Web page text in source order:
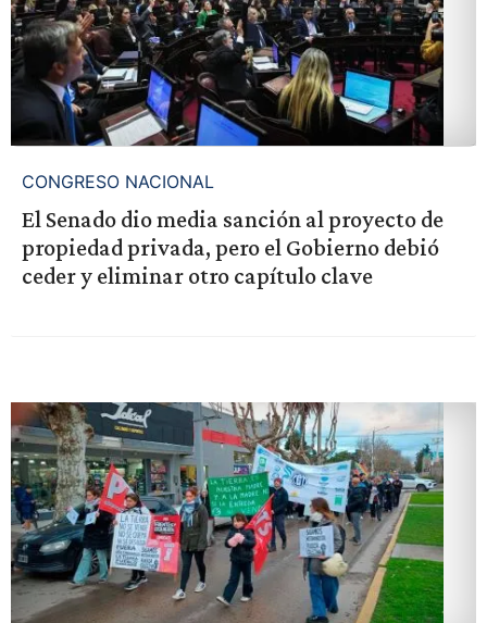
CONGRESO NACIONAL
El Senado dio media sanción al proyecto de
propiedad privada, pero el Gobierno debió
ceder y eliminar otro capítulo clave